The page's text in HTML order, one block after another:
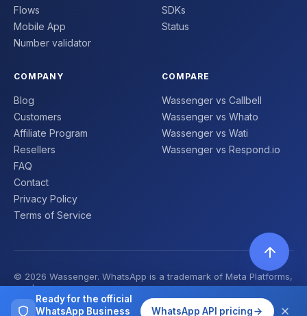
Ready for the official
WhatsApp Business
WhatsApp API pricing
Flows
Mobile App
Number validator
SDKs
Status
COMPANY
Blog
Customers
Affiliate Program
Resellers
FAQ
Contact
Privacy Policy
Terms of Service
COMPARE
Wassenger vs Callbell
Wassenger vs Whato
Wassenger vs Wati
Wassenger vs Respond.io
© 2026 Wassenger. WhatsApp is a trademark of Meta Platforms,
Inc. | Made with ❤️